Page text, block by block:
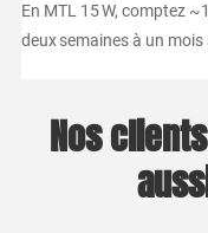
En MTL 15 W, comptez
deux semaines à un
Nos